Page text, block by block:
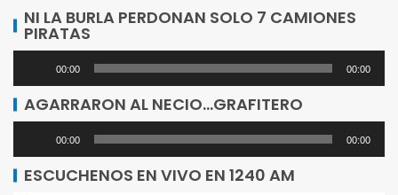
de
audio
NI LA BURLA PERDONAN SOLO 7 CAMIONES
PIRATAS
Reproductor
de
audio
00:00 00:00
AGARRARON AL NECIO…GRAFITERO
Reproductor
de
00:00 00:00
ESCUCHENOS EN VIVO EN 1240 AM